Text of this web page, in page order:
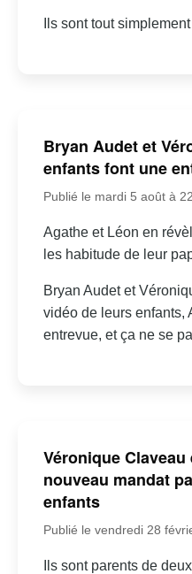
Ils sont tout
Bryan Audet et
enfants font une
Publié le mardi 5 août à
Agathe et Léon en
les habitude de leur
Bryan Audet et
vidéo de leurs enfants,
entrevue, et ça ne se
Véronique
nouveau mandat
enfants
Publié le vendredi 28
Ils sont parents de